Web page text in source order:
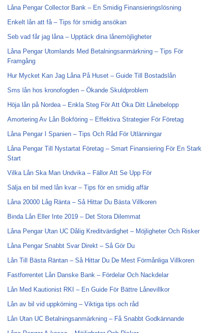
Låna Pengar Collector Bank – En Smidig Finansieringslösning
Enkelt lån att få – Tips för smidig ansökan
Seb vad får jag låna – Upptäck dina lånemöjligheter
Låna Pengar Utomlands Med Betalningsanmärkning – Tips För
Framgång
Hur Mycket Kan Jag Låna På Huset – Guide Till Bostadslån
Sms lån hos kronofogden – Ökande Skuldproblem
Höja lån på Nordea – Enkla Steg För Att Öka Ditt Lånebelopp
Amortering Av Lån Bokföring – Effektiva Strategier För Företag
Låna Pengar I Spanien – Tips Och Råd För Utlänningar
Låna Pengar Till Nystartat Företag – Smart Finansiering För En Stark
Start
Vilka Lån Ska Man Undvika – Fällor Att Se Upp För
Sälja en bil med lån kvar – Tips för en smidig affär
Låna 20000 Låg Ränta – Så Hittar Du Bästa Villkoren
Binda Lån Eller Inte 2019 – Det Stora Dilemmat
Låna Pengar Utan UC Dålig Kreditvärdighet – Möjligheter Och Risker
Låna Pengar Snabbt Svar Direkt – Så Gör Du
Lån Till Bästa Räntan – Så Hittar Du De Mest Förmånliga Villkoren
Fastforrentet Lån Danske Bank – Fördelar Och Nackdelar
Lån Med Kautionist RKI – En Guide För Bättre Lånevillkor
Lån av bil vid uppkörning – Viktiga tips och råd
Lån Utan UC Betalningsanmärkning – Få Snabbt Godkännande